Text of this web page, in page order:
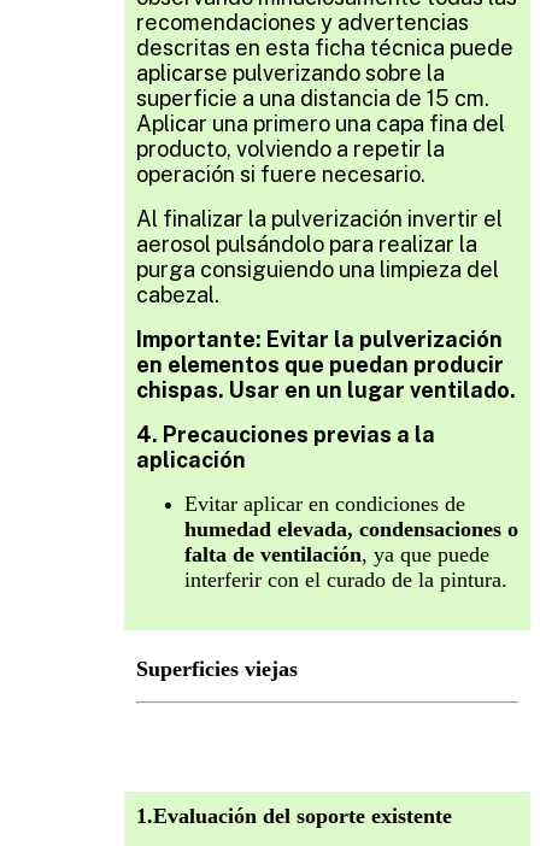
recomendaciones y advertencias
descritas en esta ficha técnica puede
aplicarse pulverizando sobre la
superficie a una distancia de 15 cm.
Aplicar una primero una capa fina del
producto, volviendo a repetir la
operación si fuere necesario.
Al finalizar la pulverización invertir el
aerosol pulsándolo para realizar la
purga consiguiendo una limpieza del
cabezal.
Importante: Evitar la pulverización
en elementos que puedan producir
chispas. Usar en un lugar ventilado.
4. Precauciones previas a la
aplicación
Evitar aplicar en condiciones de
humedad elevada, condensaciones o
falta de ventilación, ya que puede
interferir con el curado de la pintura.
Superficies viejas
1.Evaluación del soporte existente